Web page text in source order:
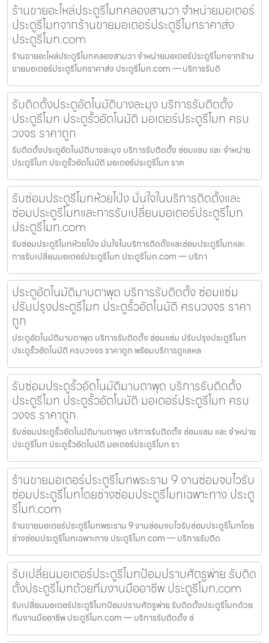
ร้านขายอะไหล่ประตูรีโมทคลองสามวา จำหน่ายมอเตอร์
ประตูรีโมทจากร้านขายมอเตอร์ประตูรีโมทราคาส่ง
ประตูรีโมท.com
ร้านขายอะไหล่ประตูรีโมทคลองสามวา จำหน่ายมอเตอร์ประตูรีโมทจากร้าน
ขายมอเตอร์ประตูรีโมทราคาส่ง ประตูรีโมท.com — บริการรับติ
รับติดตั้งประตูอัตโนมัติบางละมุง บริการรับติดตั้ง
ประตูรีโมท ประตูรั้วอัตโนมัติ มอเตอร์ประตูรีโมท ครบ
วงจร ราคาถูก
รับติดตั้งประตูอัตโนมัติบางละมุง บริการรับติดตั้ง ซ่อมแซม และ จำหน่าย
ประตูรีโมท ประตูรั้วอัตโนมัติ มอเตอร์ประตูรีโมท ราค
รับซ่อมประตูรีโมทห้วยโป่ง มั่นใจในบริการติดตั้งและ
ซ่อมประตูรีโมทและการรับเปลี่ยนมอเตอร์ประตูรีโมท
ประตูรีโมท.com
รับซ่อมประตูรีโมทห้วยโป่ง มั่นใจในบริการติดตั้งและซ่อมประตูรีโมทและ
การรับเปลี่ยนมอเตอร์ประตูรีโมท ประตูรีโมท.com — บริกา
ประตูอัตโนมัติมาบตาพุด บริการรับติดตั้ง ซ่อมแซ่ม
ปรับปรุงประตูรีโมท ประตูรั้วอัตโนมัติ ครบวงจร ราคา
ถูก
ประตูอัตโนมัติมาบตาพุด บริการรับติดตั้ง ซ่อมแซ่ม ปรับปรุงประตูรีโมท
ประตูรั้วอัตโนมัติ ครบวงจร ราคาถูก พร้อมบริการดูแลหล
รับซ่อมประตูรั้วอัตโนมัติมาบตาพุด บริการรับติดตั้ง
ประตูรีโมท ประตูรั้วอัตโนมัติ มอเตอร์ประตูรีโมท ครบ
วงจร ราคาถูก
รับซ่อมประตูรั้วอัตโนมัติมาบตาพุด บริการรับติดตั้ง ซ่อมแซม และ จำหน่าย
ประตูรีโมท ประตูรั้วอัตโนมัติ มอเตอร์ประตูรีโมท รา
ร้านขายมอเตอร์ประตูรีโมทพระราม 9 งานซ่อมจบไวรับ
ซ่อมประตูรีโมทโดยช่างซ่อมประตูรีโมทเฉพาะทาง ประตู
รีโมท.com
ร้านขายมอเตอร์ประตูรีโมทพระราม 9 งานซ่อมจบไวรับซ่อมประตูรีโมทโดย
ช่างซ่อมประตูรีโมทเฉพาะทาง ประตูรีโมท.com — บริการรับติด
รับเปลี่ยนมอเตอร์ประตูรีโมทป้อมปราบศัตรูพ่าย รับติด
ตั้งประตูรีโมทด้วยทีมงานมืออาชีพ ประตูรีโมท.com
รับเปลี่ยนมอเตอร์ประตูรีโมทป้อมปราบศัตรูพ่าย รับติดตั้งประตูรีโมทด้วย
ทีมงานมืออาชีพ ประตูรีโมท.com — บริการรับติดตั้ง ซ่